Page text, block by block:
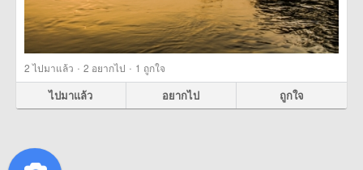
2ไปมาแล้ว · 2 อยากไป · 1 ถูกใจ
ไปมาแล้ว อยากไป ถูกใจ